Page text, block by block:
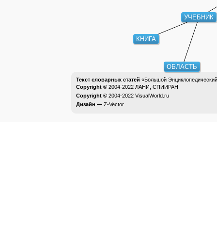
УЧЕБНИК
ОБЛАСТЬ
КНИГА
Текст словарных статей «Большой
Copyright © 2004-2022 ЛАНИ, СПИИРАН
Copyright © 2004-2022 VisualWorld.ru
Дизайн — Z-Vector